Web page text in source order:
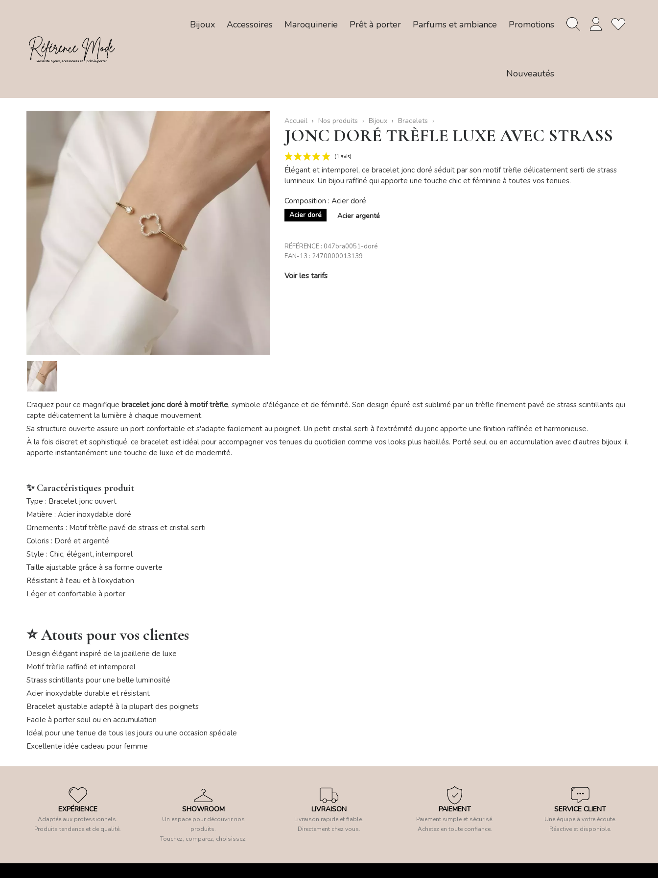
Bijoux Accessoires Maroquinerie Prêt à porter Parfums et ambiance Promotions
Nouveautés
Accueil Nos produits Bijoux Bracelets
JONC DORÉ TRÈFLE LUXE AVEC STRASS
(1 avis)
Élégant et intemporel, ce bracelet jonc doré séduit par son motif trèfle délicatement serti de strass
lumineux. Un bijou raffiné qui apporte une touche chic et féminine à toutes vos tenues.
Composition : Acier doré
Acier doré Acier argenté
RÉFÉRENCE : 047bra0051-doré
EAN-13 : 2470000013139
Voir les tarifs
Craquez pour ce magnifique bracelet jonc doré à motif trèfle, symbole d'élégance et de féminité. Son design épuré est sublimé par un trèfle finement pavé de strass scintillants qui
capte délicatement la lumière à chaque mouvement.
Sa structure ouverte assure un port confortable et s'adapte facilement au poignet. Un petit cristal serti à l'extrémité du jonc apporte une finition raffinée et harmonieuse.
À la fois discret et sophistiqué, ce bracelet est idéal pour accompagner vos tenues du quotidien comme vos looks plus habillés. Porté seul ou en accumulation avec d'autres bijoux, il
apporte instantanément une touche de luxe et de modernité.
✨ Caractéristiques produit
Type : Bracelet jonc ouvert
Matière : Acier inoxydable doré
Ornements : Motif trèfle pavé de strass et cristal serti
Coloris : Doré et argenté
Style : Chic, élégant, intemporel
Taille ajustable grâce à sa forme ouverte
Résistant à l'eau et à l'oxydation
Léger et confortable à porter
⭐ Atouts pour vos clientes
Design élégant inspiré de la joaillerie de luxe
Motif trèfle raffiné et intemporel
Strass scintillants pour une belle luminosité
Acier inoxydable durable et résistant
Bracelet ajustable adapté à la plupart des poignets
Facile à porter seul ou en accumulation
Idéal pour une tenue de tous les jours ou une occasion spéciale
Excellente idée cadeau pour femme
EXPÉRIENCE
Adaptée aux professionnels.
Produits tendance et de qualité.
SHOWROOM
Un espace pour découvrir nos
produits.
Touchez, comparez, choisissez.
LIVRAISON
Livraison rapide et fiable.
Directement chez vous.
PAIEMENT
Paiement simple et sécurisé.
Achetez en toute confiance.
SERVICE CLIENT
Une équipe à votre écoute.
Réactive et disponible.